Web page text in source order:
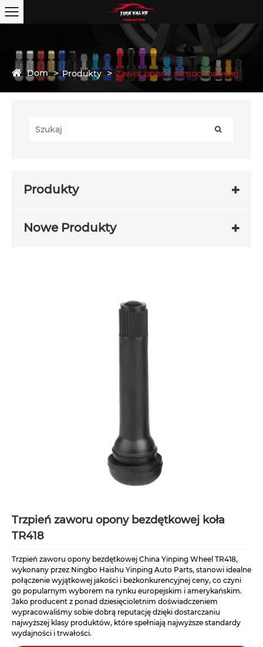
Dom Produkty Zawór opony samochodowej
Produkty
Nowe Produkty
Trzpień zaworu opony bezdętkowej koła
TR418
Trzpień zaworu opony bezdętkowej China Yinping Wheel TR418,
wykonany przez Ningbo Haishu Yinping Auto Parts, stanowi idealne
połączenie wyjątkowej jakości i bezkonkurencyjnej ceny, co czyni
go popularnym wyborem na rynku europejskim i amerykańskim.
Jako producent z ponad dziesięcioletnim doświadczeniem
wypracowaliśmy sobie dobrą reputację dzięki dostarczaniu
najwyższej klasy produktów, które spełniają najwyższe standardy
wydajności i trwałości.